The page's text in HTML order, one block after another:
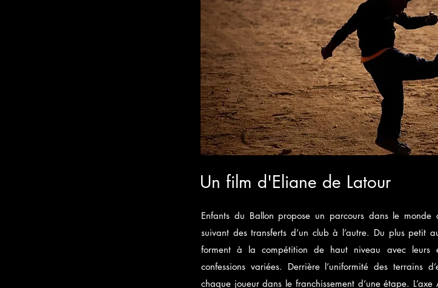
Un film d'Eliane de Latour
Enfants du Ballon propose un parcours dans le
suivant des transferts d’un club à l’autre. Du plus petit
forment à la compétition de haut niveau avec leurs
confessions variées. Derrière l’uniformité des terrains
chaque joueur dans le franchissement d’une étape.